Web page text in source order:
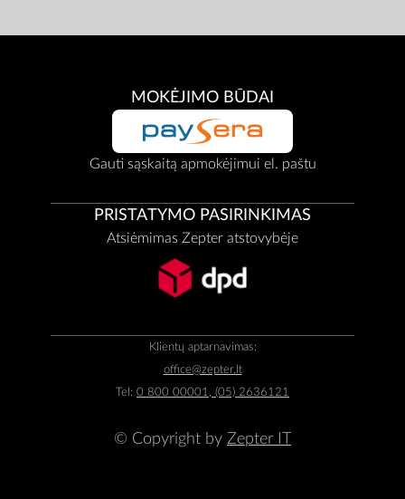
MOKĖJIMO BŪDAI
Gauti sąskaitą apmokėjimui el. paštu
PRISTATYMO PASIRINKIMAS
Atsiėmimas Zepter atstovybėje
Klientų aptarnavimas:
office@zepter.lt
Tel: 0 800 00001, (05) 2636121
© Copyright by Zepter IT